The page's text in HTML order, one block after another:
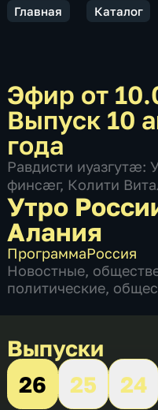
Главная Каталог
Эфир от
Выпуск 10
года
Равдисти иуазгутæ:
финсæг, Колити
Утро
Алания
ПрограммаРоссия
Новостные,
политические,
5 сезонов, 1138
Выпуски
26
25 24